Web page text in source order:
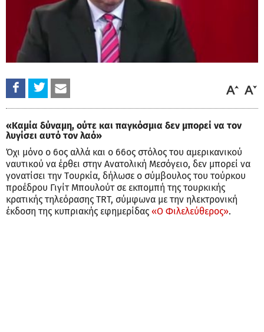
«Καμία δύναμη, ούτε και παγκόσμια δεν μπορεί να τον
λυγίσει αυτό τον λαό»
Όχι μόνο ο 6ος αλλά και ο 66ος στόλος του αμερικανικού
ναυτικού να έρθει στην Ανατολική Μεσόγειο, δεν μπορεί να
γονατίσει την Tουρκία, δήλωσε ο σύμβουλος του τούρκου
προέδρου Γιγίτ Μπουλούτ σε εκπομπή της τουρκικής
κρατικής τηλεόρασης TRT, σύμφωνα με την ηλεκτρονική
έκδοση της κυπριακής εφημερίδας «Ο Φιλελεύθερος».